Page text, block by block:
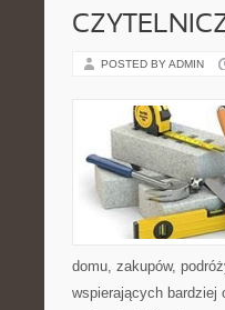
POSTED BY ADMIN
domu, zakupów,
wspierających bardziej